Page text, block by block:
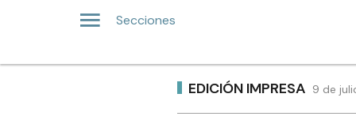
Secciones
EDICIÓN IMPRESA 9 de